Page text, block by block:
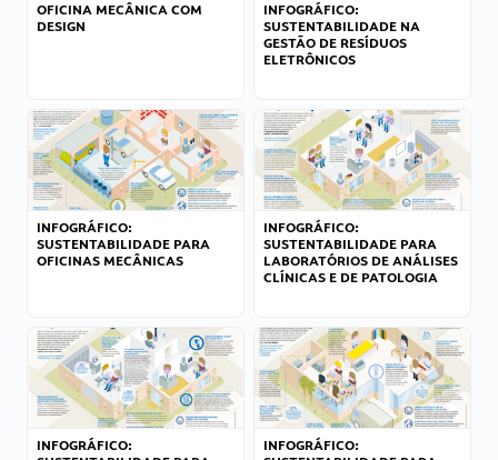
OFICINA MECÂNICA COM
DESIGN
INFOGRÁFICO:
SUSTENTABILIDADE NA
GESTÃO DE RESÍDUOS
ELETRÔNICOS
INFOGRÁFICO:
SUSTENTABILIDADE PARA
OFICINAS MECÂNICAS
INFOGRÁFICO:
SUSTENTABILIDADE PARA
LABORATÓRIOS DE ANÁLISES
CLÍNICAS E DE PATOLOGIA
INFOGRÁFICO:
INFOGRÁFICO: